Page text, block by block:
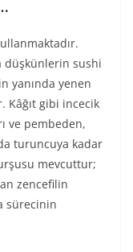
düşkünlerin sushi
yanında yenen
Kâğıt gibi incecik
ve pembeden,
turuncuya kadar
mevcuttur;
zencefilin
sürecinin